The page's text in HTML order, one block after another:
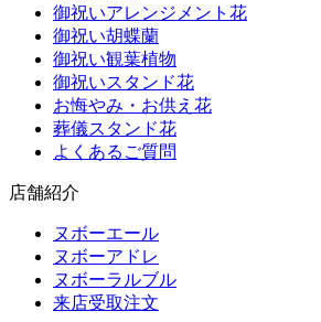
御祝いアレンジメント花
御祝い胡蝶蘭
御祝い観葉植物
御祝いスタンド花
お悔やみ・お供え花
葬儀スタンド花
よくあるご質問
店舗紹介
ヌボーエール
ヌボーアドレ
ヌボーラルブル
来店受取注文